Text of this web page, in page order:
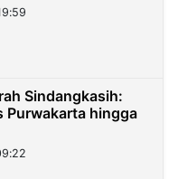
Sindangkasih:
Purwakarta hingga